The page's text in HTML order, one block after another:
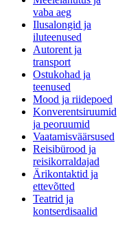
vaba aeg
Ilusalongid ja
iluteenused
Autorent ja
transport
Ostukohad ja
teenused
Mood ja riidepoed
Konverentsiruumid
ja peoruumid
Vaatamisväärsused
Reisibürood ja
reisikorraldajad
Ärikontaktid ja
ettevõtted
Teatrid ja
kontserdisaalid